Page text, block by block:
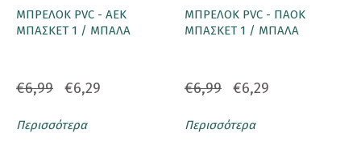
ΜΠΡΕΛΟΚ PVC - ΑΕΚ
ΜΠΑΣΚΕΤ 1 / ΜΠΑΛΑ
€6,99 €6,29
Περισσότερα
ΜΠΡΕΛΟΚ PVC - ΠΑΟΚ
ΜΠΑΣΚΕΤ 1 / ΜΠΑΛΑ
€6,99 €6,29
Περισσότερα